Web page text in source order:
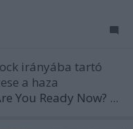
irányába tartó
a haza
You Ready Now? ...